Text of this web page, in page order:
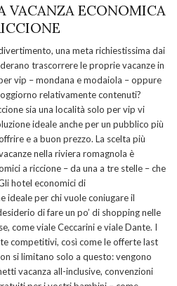
VACANZA ECONOMICA
una meta richiestissima dai
trascorrere le proprie vacanze in
vip – mondana e modaiola – oppure
relativamente contenuti?
sia una località solo per vip vi
ideale anche per un pubblico più
e a buon prezzo. La scelta più
nella riviera romagnola è
a riccione – da una a tre stelle – che
hotel economici di
ideale per chi vuole coniugare il
di fare un po’ di shopping nelle
come viale Ceccarini e viale Dante. I
competitivi, così come le offerte last
si limitano solo a questo: vengono
vacanza all-inclusive, convenzioni